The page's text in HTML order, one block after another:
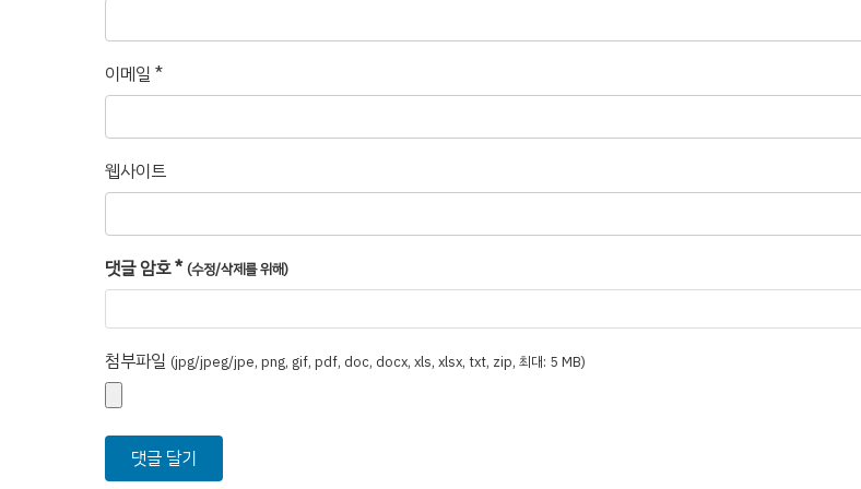
이메일 *
웹사이트
댓글 암호* (수정/삭제를 위해)
첨부파일 (jpg/jpeg/jpe, png, gif, pdf, doc, docx, xls, xlsx, txt, zip, 최대: 5 MB)